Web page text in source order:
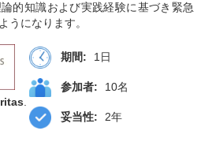
的知識および実践経験に基づき緊急
うになります。
期間: 1日
参加者: 10名
妥当性: 2年